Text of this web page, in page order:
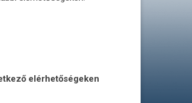
elérhetőségeken